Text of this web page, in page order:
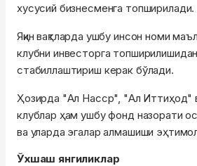
хусусий бизнесменга топширилади.
Яқин вақтларда ушбу инсон номи
клубни инвесторга
стабиллаштириш керак бўлади.
Ҳозирда "Ал Насср", "Ал Иттиҳод"
клублар ҳам ушбу фонд назорати
ва уларда эгалар алмашиши
Ўхшаш янгиликлар